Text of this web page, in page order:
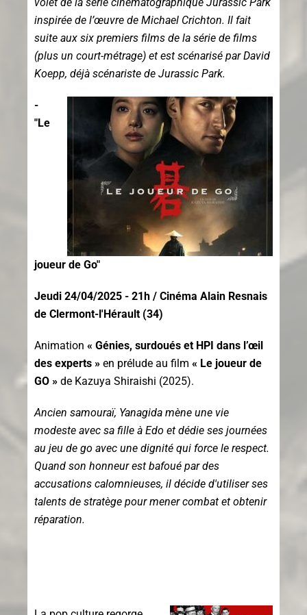
volet de la série cinématographique Jurassic Park
inspirée de l’œuvre de Michael Crichton. Il fait
suite aux six premiers films de la série de films
(plus un court-métrage) et est scénarisé par David
Koepp, déjà scénariste de Jurassic Park.
-
"Le
joueur de Go"
Jeudi 24/04/2025 - 21h / Cinéma Alain Resnais
de Clermont-l'Hérault (34)
Animation « Génies, surdoués et HPI dans l’œil
des experts » en prélude au film « Le joueur de
GO » de Kazuya Shiraishi (2025).
Ancien samouraï, Yanagida mène une vie
modeste avec sa fille à Edo et dédie ses journées
au jeu de go avec une dignité qui force le respect.
Quand son honneur est bafoué par des
accusations calomnieuses, il décide d'utiliser ses
talents de stratège pour mener combat et obtenir
réparation.